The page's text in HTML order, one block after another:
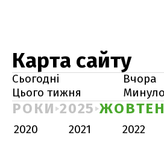
Карта сайту
Сьогодні
Вчора
Цього тижня
РОКИ 2025
2020 2021 2022